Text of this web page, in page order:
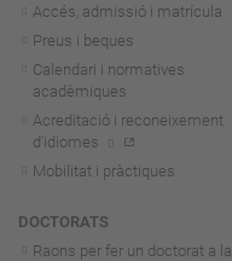
Accés, admissió i matrícula
Preus i beques
Calendari i normatives
acadèmiques
Acreditació i reconeixement
d'idiomes
Mobilitat i pràctiques
DOCTORATS
Raons per fer un doctorat a la